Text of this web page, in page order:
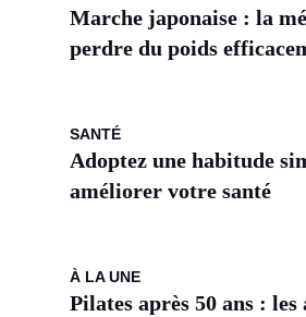
Marche japonaise : la
perdre du poids
SANTÉ
Adoptez une habitude
améliorer votre santé
À LA UNE
Pilates après 50 ans : les